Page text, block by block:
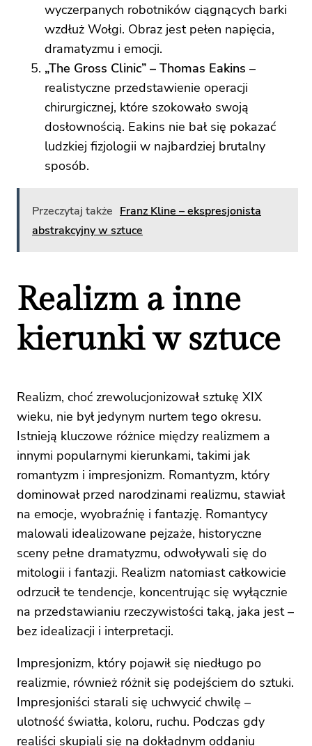
wyczerpanych robotników ciągnących barki
wzdłuż Wołgi. Obraz jest pełen napięcia,
dramatyzmu i emocji.
„The Gross Clinic” – Thomas Eakins –
realistyczne przedstawienie operacji
chirurgicznej, które szokowało swoją
dosłownością. Eakins nie bał się pokazać
ludzkiej fizjologii w najbardziej brutalny
sposób.
Przeczytaj także Franz Kline – ekspresjonista
abstrakcyjny w sztuce
Realizm a inne
kierunki w sztuce
Realizm, choć zrewolucjonizował sztukę XIX
wieku, nie był jedynym nurtem tego okresu.
Istnieją kluczowe różnice między realizmem a
innymi popularnymi kierunkami, takimi jak
romantyzm i impresjonizm. Romantyzm, który
dominował przed narodzinami realizmu, stawiał
na emocje, wyobraźnię i fantazję. Romantycy
malowali idealizowane pejzaże, historyczne
sceny pełne dramatyzmu, odwoływali się do
mitologii i fantazji. Realizm natomiast całkowicie
odrzucił te tendencje, koncentrując się wyłącznie
na przedstawianiu rzeczywistości taką, jaka jest –
bez idealizacji i interpretacji.
Impresjonizm, który pojawił się niedługo po
realizmie, również różnił się podejściem do sztuki.
Impresjoniści starali się uchwycić chwilę –
ulotność światła, koloru, ruchu. Podczas gdy
realiści skupiali się na dokładnym oddaniu